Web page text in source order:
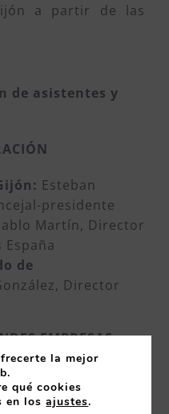
a partir de las
de asistentes y
Esteban
presidente
Martín, Director
de
Director
EMPRESAS
NEGOCIO
ESTRATÉGICA
la mejor
qué cookies
en losajustes.